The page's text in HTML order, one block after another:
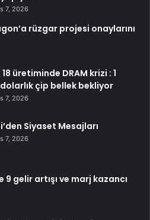
7, 2026
rüzgar projesi onaylarını
üretiminde DRAM krizi : 1
çip bellek bekliyor
7, 2026
Siyaset Mesajları
7, 2026
gelir artışı ve marj kazancı